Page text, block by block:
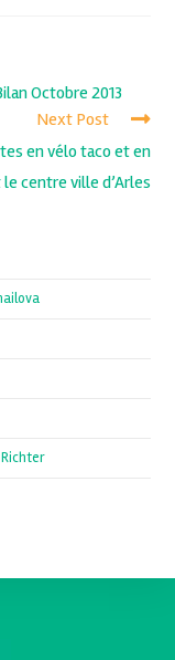
Octobre 2013
Next Post
en vélo taco et en
centre ville d’Arles